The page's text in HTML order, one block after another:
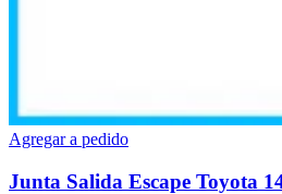
Agregar a pedido
Junta Salida Escape Toyota